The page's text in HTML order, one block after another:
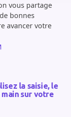
vous partage
bonnes
avancer votre
la saisie, le
sur votre